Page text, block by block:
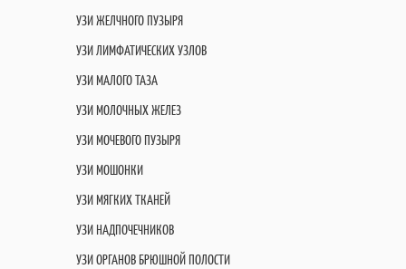
УЗИ ЖЕЛЧНОГО ПУЗЫРЯ
УЗИ ЛИМФАТИЧЕСКИХ УЗЛОВ
УЗИ МАЛОГО ТАЗА
УЗИ МОЛОЧНЫХ ЖЕЛЕЗ
УЗИ МОЧЕВОГО ПУЗЫРЯ
УЗИ МОШОНКИ
УЗИ МЯГКИХ ТКАНЕЙ
УЗИ НАДПОЧЕЧНИКОВ
УЗИ ОРГАНОВ БРЮШНОЙ ПОЛОСТИ